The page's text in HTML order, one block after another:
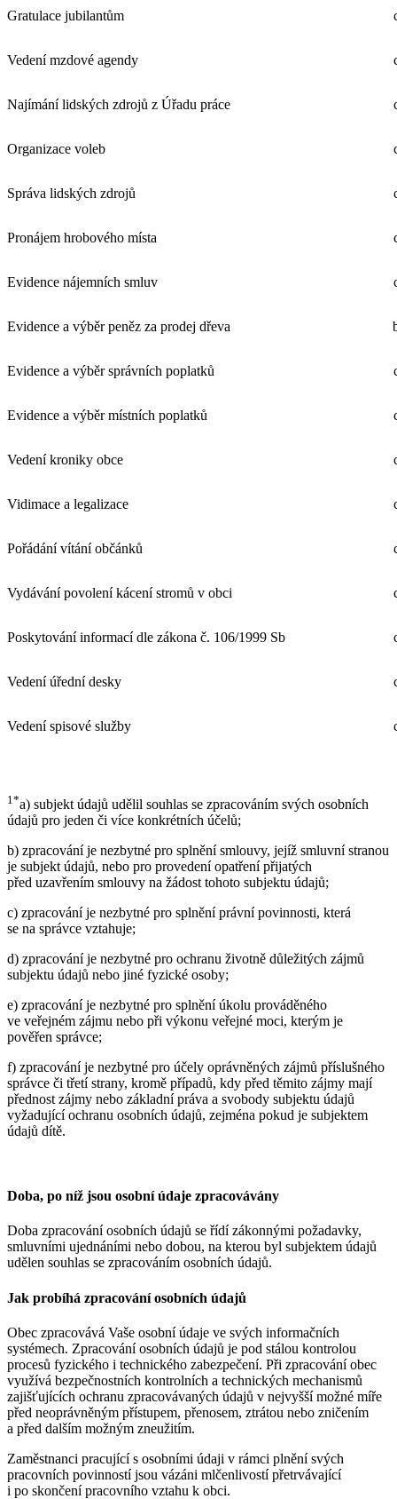
Gratulace jubilantům
Vedení mzdové agendy
Najímání lidských zdrojů z Úřadu práce
Organizace voleb
Správa lidských zdrojů
Pronájem hrobového místa
Evidence nájemních smluv
Evidence a výběr peněz za prodej dřeva
Evidence a výběr správních poplatků
Evidence a výběr místních poplatků
Vedení kroniky obce
Vidimace a legalizace
Pořádání vítání občánků
Vydávání povolení kácení stromů v obci
Poskytování informací dle zákona č. 106/1999 Sb
Vedení úřední desky
Vedení spisové služby
1*a) subjekt údajů udělil souhlas se zpracováním svých osobních
údajů pro jeden či více konkrétních účelů;
b) zpracování je nezbytné pro splnění smlouvy, jejíž smluvní stranou
je subjekt údajů, nebo pro provedení opatření přijatých
před uzavřením smlouvy na žádost tohoto subjektu údajů;
c) zpracování je nezbytné pro splnění právní povinnosti, která
se na správce vztahuje;
d) zpracování je nezbytné pro ochranu životně důležitých zájmů
subjektu údajů nebo jiné fyzické osoby;
e) zpracování je nezbytné pro splnění úkolu prováděného
ve veřejném zájmu nebo při výkonu veřejné moci, kterým je
pověřen správce;
f) zpracování je nezbytné pro účely oprávněných zájmů příslušného
správce či třetí strany, kromě případů, kdy před těmito zájmy mají
přednost zájmy nebo základní práva a svobody subjektu údajů
vyžadující ochranu osobních údajů, zejména pokud je subjektem
údajů dítě.
Doba, po níž jsou osobní údaje zpracovávány
Doba zpracování osobních údajů se řídí zákonnými požadavky,
smluvními ujednáními nebo dobou, na kterou byl subjektem údajů
udělen souhlas se zpracováním osobních údajů.
Jak probíhá zpracování osobních údajů
Obec zpracovává Vaše osobní údaje ve svých informačních
systémech. Zpracování osobních údajů je pod stálou kontrolou
procesů fyzického i technického zabezpečení. Při zpracování obec
využívá bezpečnostních kontrolních a technických mechanismů
zajišťujících ochranu zpracovávaných údajů v nejvyšší možné míře
před neoprávněným přístupem, přenosem, ztrátou nebo zničením
a před dalším možným zneužitím.
Zaměstnanci pracující s osobními údaji v rámci plnění svých
pracovních povinností jsou vázáni mlčenlivostí přetrvávající
i po skončení pracovního vztahu k obci.